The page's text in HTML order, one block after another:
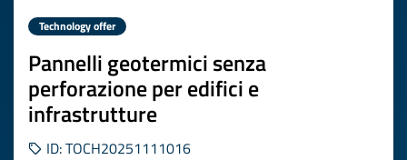
Technology offer
Pannelli geotermici senza
perforazione per edifici e
infrastrutture
ID: TOCH20251111016